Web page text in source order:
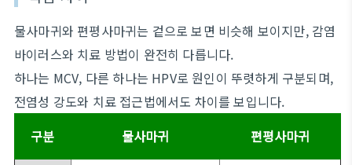
물사마귀와 편평사마귀는 겉으로 보면 비슷해 보이지만, 감염
바이러스와 치료 방법이 완전히 다릅니다.
하나는 MCV, 다른 하나는 HPV로 원인이 뚜렷하게 구분되며,
전염성 강도와 치료 접근법에서도 차이를 보입니다.
구분
물사마귀 편평사마귀